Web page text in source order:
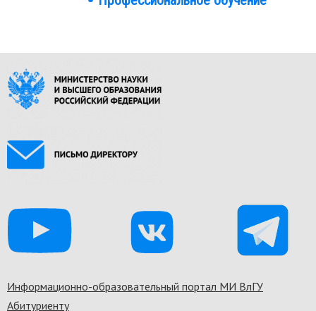
Footer
Информационно-образовательный портал МИ ВлГУ
Абитуриенту